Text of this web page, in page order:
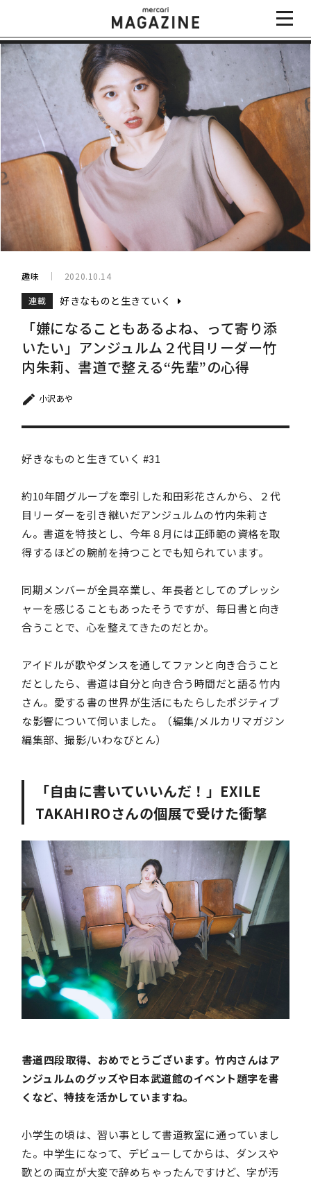
趣味 2020.10.14
連載 好きなものと生きていく
「嫌になることもあるよね、って寄り添
いたい」アンジュルム２代目リーダー竹
内朱莉、書道で整える“先輩”の心得
小沢あや
好きなものと生きていく #31
約10年間グループを牽引した和田彩花さんから、２代
目リーダーを引き継いだアンジュルムの竹内朱莉さ
ん。書道を特技とし、今年８月には正師範の資格を取
得するほどの腕前を持つことでも知られています。
同期メンバーが全員卒業し、年長者としてのプレッシ
ャーを感じることもあったそうですが、毎日書と向き
合うことで、心を整えてきたのだとか。
アイドルが歌やダンスを通してファンと向き合うこと
だとしたら、書道は自分と向き合う時間だと語る竹内
さん。愛する書の世界が生活にもたらしたポジティブ
な影響について伺いました。（編集/メルカリマガジン
編集部、撮影/いわなびとん）
「自由に書いていいんだ！」EXILE
TAKAHIROさんの個展で受けた衝撃
――書道四段取得、おめでとうございます。竹内さんはア
ンジュルムのグッズや日本武道館のイベント題字を書
くなど、特技を活かしていますね。
小学生の頃は、習い事として書道教室に通っていまし
た。中学生になって、デビューしてからは、ダンスや
歌との両立が大変で辞めちゃったんですけど、字が汚